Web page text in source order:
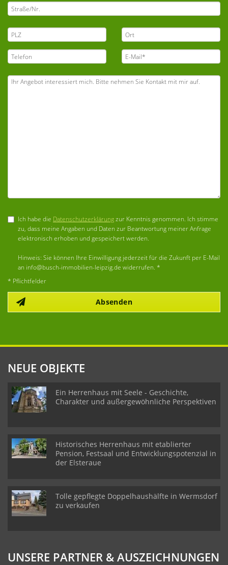
Ich habe die Datenschutzerklärungzur Kenntnis genommen. Ich stimme
zu, dass meine Angaben und Daten zur Beantwortung meiner Anfrage
elektronisch erhoben und gespeichert werden.
Hinweis: Sie können Ihre Einwilligung jederzeit für die Zukunft per E-Mail
an info@busch-immobilien-leipzig.de widerrufen. *
* Pflichtfelder
Absenden
NEUE OBJEKTE
Ein Herrenhaus mit Seele - Geschichte,
Charakter und außergewöhnliche Perspektiven
Historisches Herrenhaus mit etablierter
Pension, Festsaal und Entwicklungspotenzial in
der Elsteraue
Tolle gepflegte Doppelhaushälfte in Wermsdorf
zu verkaufen
UNSERE PARTNER & AUSZEICHNUNGEN